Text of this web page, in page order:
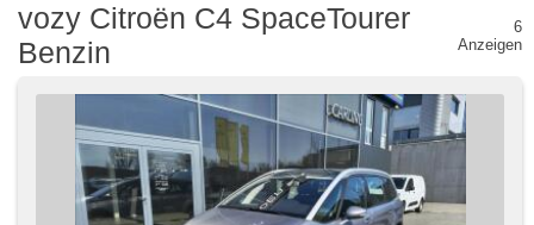
vozy Citroën C4 SpaceTourer
Benzin
6
Anzeigen